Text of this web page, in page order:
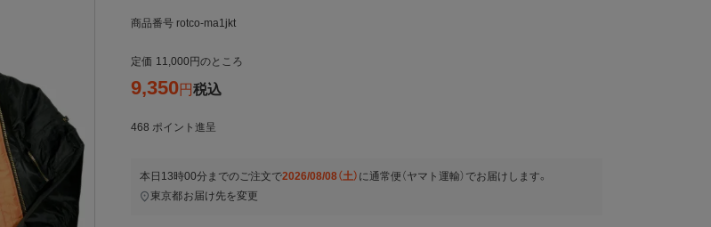
商品番号 rotco-ma1jkt
定価 11,000 のところ
9,350 税込
468 ポイント進呈
本日 13時00分 までのご注文で2026/08/08（土） に通常便（ヤマト運輸） でお届けします。
東京都お届け先を変更